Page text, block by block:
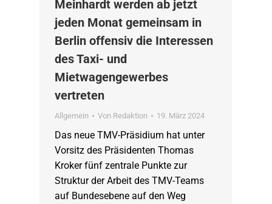
Meinhardt werden ab jetzt
jeden Monat gemeinsam in
Berlin offensiv die Interessen
des Taxi- und
Mietwagengewerbes
vertreten
Allgemein Von Redaktion 19. März 2024
Das neue TMV-Präsidium hat unter
Vorsitz des Präsidenten Thomas
Kroker fünf zentrale Punkte zur
Struktur der Arbeit des TMV-Teams
auf Bundesebene auf den Weg